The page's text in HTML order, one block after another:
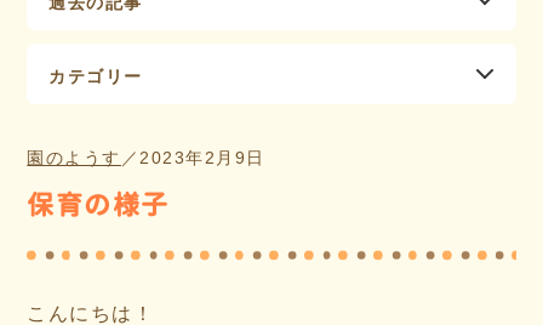
カテゴリー
園のようす ／ 2023年2月9日
保育の様子
こんにちは！